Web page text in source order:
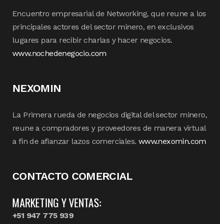
Encuentro empresarial de Networking, que reune a los
principales actores del sector minero, en exclusivos
lugares para recibir charlas y hacer negocios.
www.nochedenegocio.com
NEXOMIN
La Primera rueda de negocios digital del sector minero,
reune a compradores y proveedores de manera virtual
a fin de afianzar lazos comerciales. www.nexomin.com
CONTACTO COMERCIAL
MARKETING Y VENTAS:
+51 947 775 939